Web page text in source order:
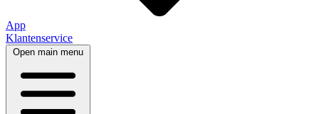
App
Klantenservice
Open main menu